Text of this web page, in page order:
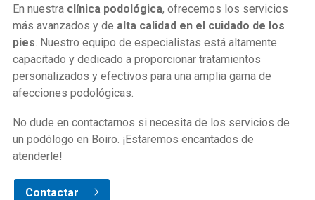
En nuestra clínica podológica, ofrecemos los servicios
más avanzados y de alta calidad en el cuidado de los
pies . Nuestro equipo de especialistas está altamente
capacitado y dedicado a proporcionar tratamientos
personalizados y efectivos para una amplia gama de
afecciones podológicas.
No dude en contactarnos si necesita de los servicios de
un podólogo en Boiro. ¡Estaremos encantados de
atenderle!
Contactar